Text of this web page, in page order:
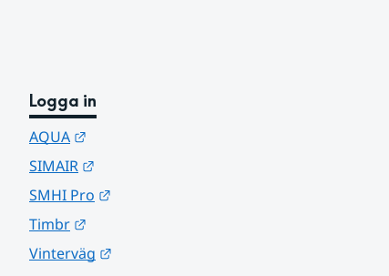
Logga in
AQUA
SIMAIR
SMHI Pro
Timbr
Vinterväg